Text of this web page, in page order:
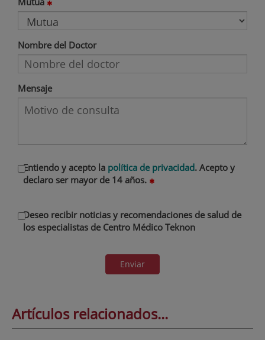
Nombre del Doctor
Mensaje
Entiendo y acepto la política de privacidad. Acepto y
declaro ser mayor de 14 años.
Deseo recibir noticias y recomendaciones de salud de
los especialistas de Centro Médico Teknon
Enviar
Artículos relacionados...